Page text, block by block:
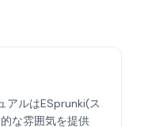
アルはESprunki(ス
な雰囲気を提供